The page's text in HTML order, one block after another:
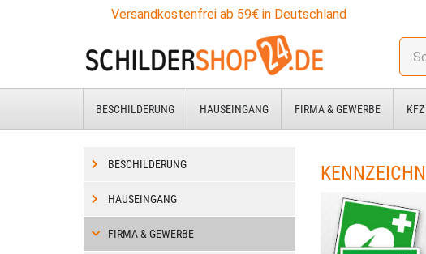
Versandkostenfrei ab 59€ in Deutschland
BESCHILDERUNG HAUSEINGANG FIRMA & GEWERBE KFZ
BESCHILDERUNG
HAUSEINGANG
FIRMA & GEWERBE